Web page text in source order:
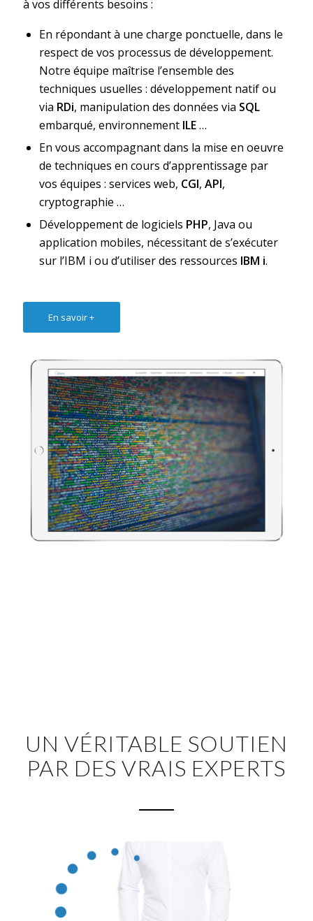
à vos différents besoins :
En répondant à une charge ponctuelle, dans le
respect de vos processus de développement.
Notre équipe maîtrise l’ensemble des
techniques usuelles : développement natif ou
via RDi, manipulation des données via SQL
embarqué, environnement ILE…
En vous accompagnant dans la mise en oeuvre
de techniques en cours d’apprentissage par
vos équipes : services web, CGI, API,
cryptographie …
Développement de logiciels PHP, Java ou
application mobiles, nécessitant de s’exécuter
sur l’IBM i ou d’utiliser des ressources IBM i.
En savoir +
UN VÉRITABLE SOUTIEN
PAR DES VRAIS EXPERTS